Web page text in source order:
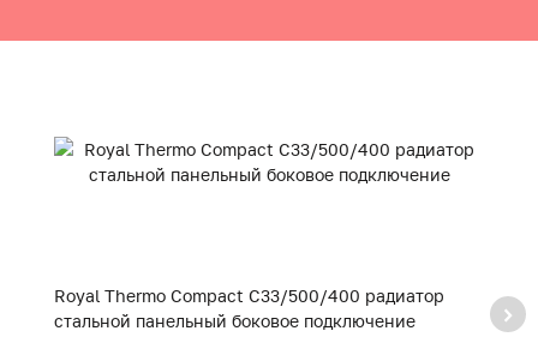
Royal Thermo Compact C33/500/400 радиатор
стальной панельный боковое подключение